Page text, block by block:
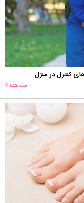
کنترل در منزل
مشاهده